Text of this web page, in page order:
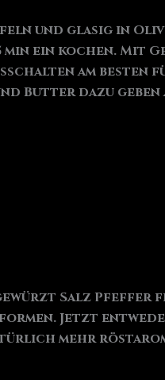
und glasig in
ein kochen. Mit
am besten
Butter dazu
Salz Pfeffer
Jetzt
mehr